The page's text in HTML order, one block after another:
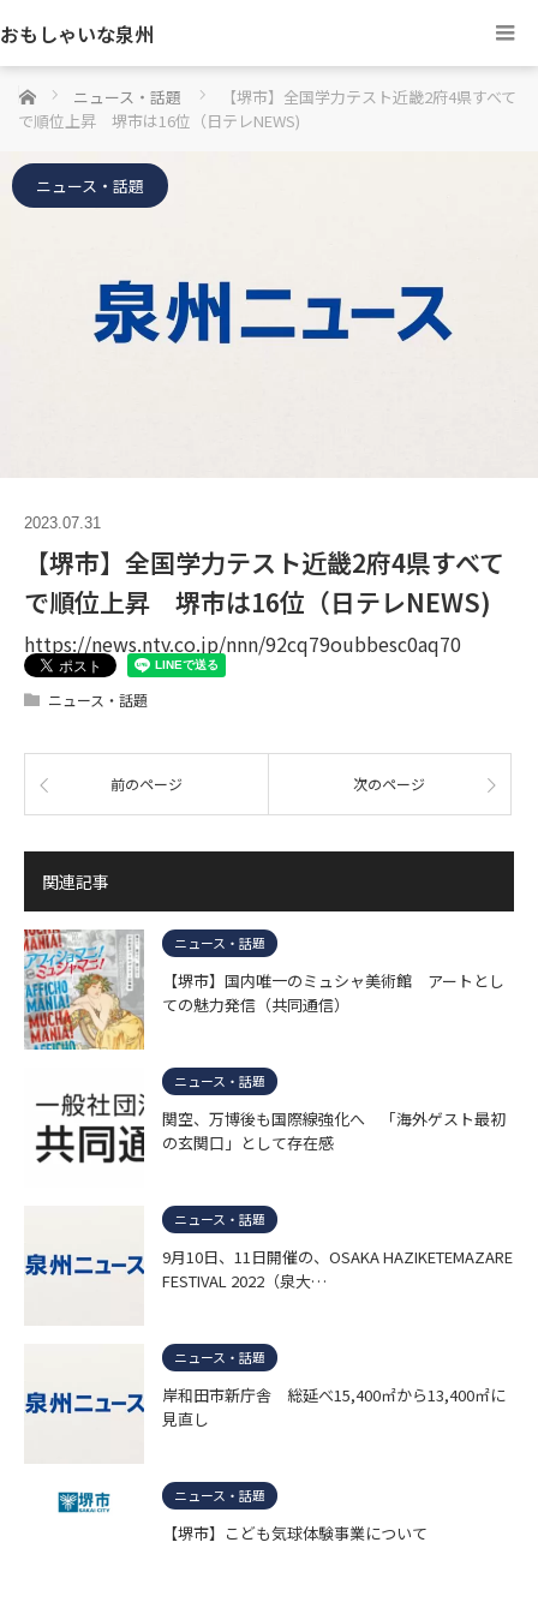
おもしゃいな泉州
ホーム ニュース・話題
【堺市】全国学力テスト近畿2府4県すべて
で順位上昇 堺市は16位（日テレNEWS)
ニュース・話題
2023.07.31
【堺市】全国学力テスト近畿2府4県すべて
で順位上昇 堺市は16位（日テレNEWS)
https://news.ntv.co.jp/nnn/92cq79oubbesc0aq70
ニュース・話題
前のページ 次のページ
関連記事
ニュース・話題
【堺市】国内唯一のミュシャ美術館 アートとし
ての魅力発信（共同通信）
ニュース・話題
関空、万博後も国際線強化へ 「海外ゲスト最初
の玄関口」として存在感
ニュース・話題
9月10日、11日開催の、OSAKA HAZIKETEMAZARE
FESTIVAL 2022（泉大…
ニュース・話題
岸和田市新庁舎 総延べ15,400㎡から13,400㎡に
見直し
ニュース・話題
【堺市】こども気球体験事業について